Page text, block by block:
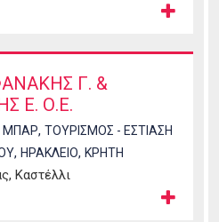
Γ. &
Ε. Ο.Ε.
ΜΠΑΡ, ΤΟΥΡΙΣΜΟΣ - ΕΣΤΙΑΣΗ
, ΗΡΑΚΛΕΙΟ, ΚΡΗΤΗ
Καστέλλι